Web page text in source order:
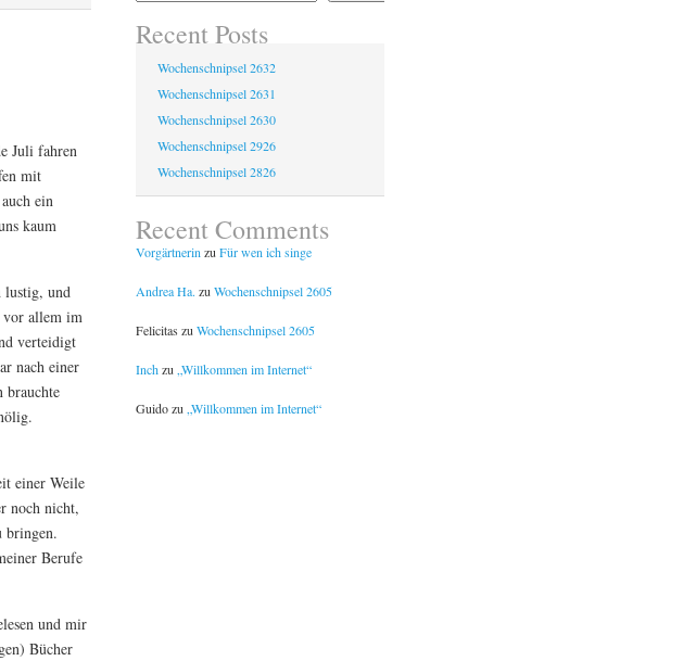
Juli fahren
mit
ein
kaum
lustig, und
vor allem im
verteidigt
nach einer
brauchte
einer Weile
noch nicht,
bringen.
Berufe
und mir
Bücher
Recent Posts
Wochenschnipsel 2632
Wochenschnipsel 2631
Wochenschnipsel 2630
Wochenschnipsel 2926
Wochenschnipsel 2826
Recent Comments
Vorgärtnerin zu Für wen ich singe
Andrea Ha. zu Wochenschnipsel 2605
Felicitas zu Wochenschnipsel 2605
Inchzu „Willkommen im Internet“
Guidozu „Willkommen im Internet“